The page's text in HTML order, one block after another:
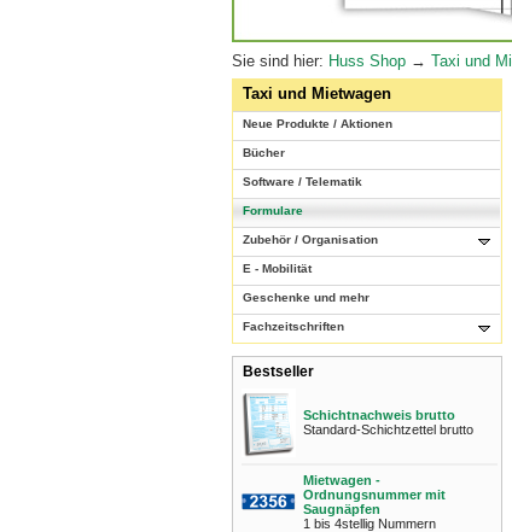
Sie sind hier: Huss Shop → Taxi und
Taxi und Mietwagen
Neue Produkte / Aktionen
Bücher
Software / Telematik
Formulare
Zubehör / Organisation
E - Mobilität
Geschenke und mehr
Fachzeitschriften
Bestseller
Schichtnachweis brutto
Standard-Schichtzettel brutto
Mietwagen -
Ordnungsnummer mit
Saugnäpfen
1 bis 4stellig Nummern